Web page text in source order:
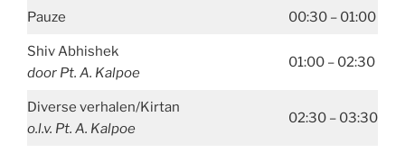
Pauze 00:30 – 01:00
Shiv Abhishek
door Pt. A. Kalpoe
01:00 – 02:30
Diverse verhalen/Kirtan
o.l.v. Pt. A. Kalpoe
02:30 – 03:30